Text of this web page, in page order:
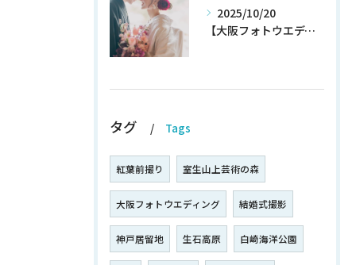
2025/10/20
【大阪フォトウエディング】秋プラン新登場！！！！いち早くチェック！
タグ Tags
紅葉前撮り 室生山上芸術の森
大阪フォトウエディング 結婚式撮影
神戸居留地 生石高原 白崎海洋公園